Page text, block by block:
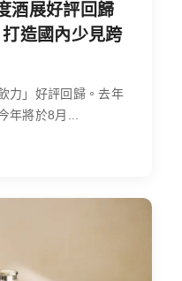
酒展好評回歸
造國內少見跨
力」好評回歸。去年
年將於8月...